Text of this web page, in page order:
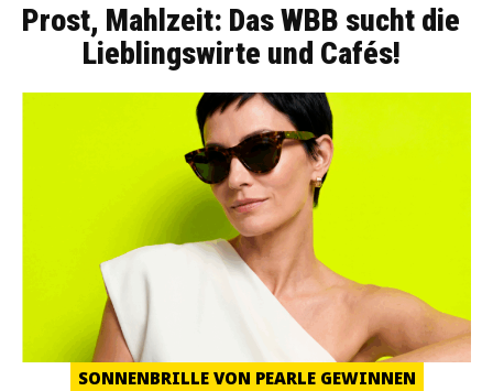
Prost, Mahlzeit: Das WBB sucht die
Lieblingswirte und Cafés!
SONNENBRILLE VON PEARLE GEWINNEN